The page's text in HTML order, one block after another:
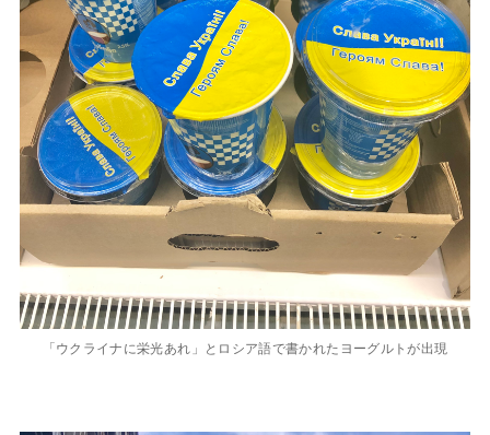
「ウクライナに栄光あれ」とロシア語で書かれたヨーグルトが出現